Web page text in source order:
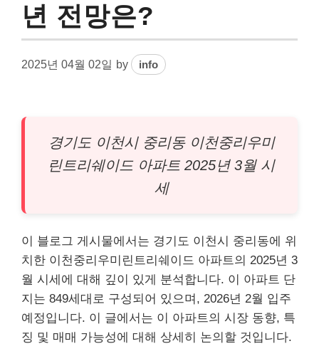
년 전망은?
2025년 04월 02일 by info
경기도 이천시 중리동 이천중리우미
린트리쉐이드 아파트 2025년 3월 시
세
이 블로그 게시물에서는 경기도 이천시 중리동에 위
치한 이천중리우미린트리쉐이드 아파트의 2025년 3
월 시세에 대해 깊이 있게 분석합니다. 이 아파트 단
지는 849세대로 구성되어 있으며, 2026년 2월 입주
예정입니다. 이 글에서는 이 아파트의 시장 동향, 특
징 및 매매 가능성에 대해 상세히 논의할 것입니다.